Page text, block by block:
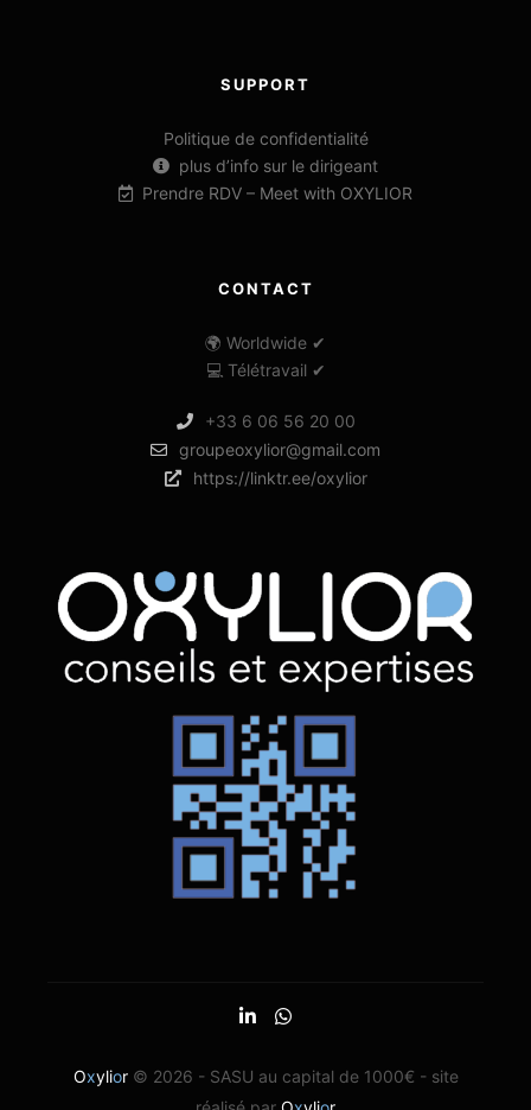
SUPPORT
Politique de confidentialité
plus d’info sur le dirigeant
Prendre RDV – Meet with OXYLIOR
CONTACT
🌍 Worldwide ✔
💻 Télétravail ✔
+33 6 06 56 20 00
groupeoxylior@gmail.com
https://linktr.ee/oxylior
Oxylior© 2026 - SASU au capital de 1000€ - site